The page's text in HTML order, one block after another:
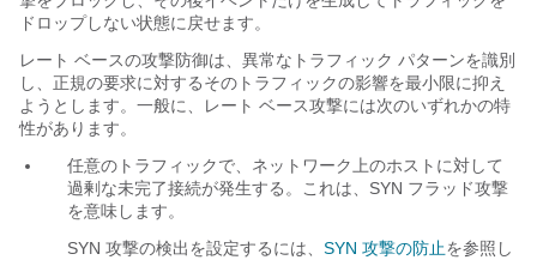
ドロップしない状態に戻せます。
レート ベースの攻撃防御は、異常なトラフィック パターンを識別
し、正規の要求に対するそのトラフィックの影響を最小限に抑え
ようとします。一般に、レート ベース攻撃には次のいずれかの特
性があります。
任意のトラフィックで、ネットワーク上のホストに対して
過剰な未完了接続が発生する。これは、SYN フラッド攻撃
を意味します。
SYN 攻撃の検出を設定するには、 SYN 攻撃の防止を参照し